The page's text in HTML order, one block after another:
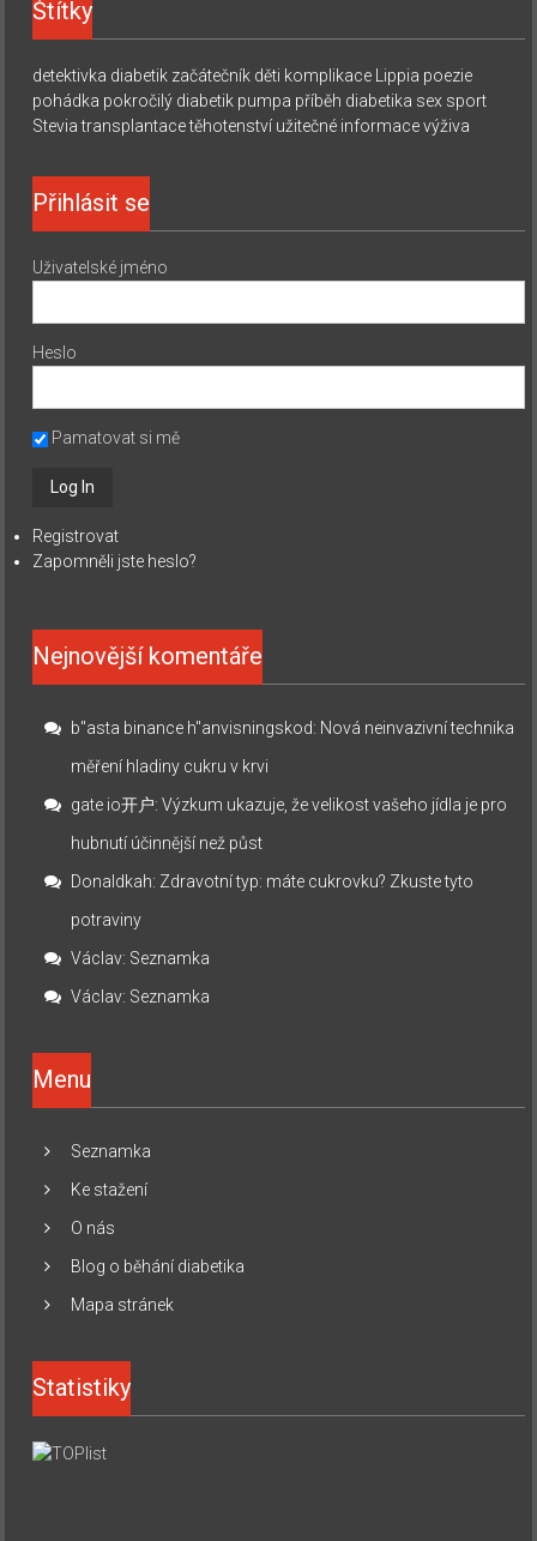
Štítky
detektivka diabetik začátečník děti komplikace Lippia poezie
pohádka pokročilý diabetik pumpa příběh diabetika sex sport
Stevia transplantace těhotenství užitečné informace výživa
Přihlásit se
Uživatelské jméno
Heslo
Pamatovat si mě
Registrovat
Zapomněli jste heslo?
Nejnovější komentáře
b"asta binance h"anvisningskod: Nová neinvazivní technika
měření hladiny cukru v krvi
gate io开户:Výzkum ukazuje, že velikost vašeho jídla je pro
hubnutí účinnější než půst
Donaldkah: Zdravotní typ: máte cukrovku? Zkuste tyto
potraviny
Václav: Seznamka
Václav: Seznamka
Menu
Seznamka
Ke stažení
O nás
Blog o běhání diabetika
Mapa stránek
Statistiky